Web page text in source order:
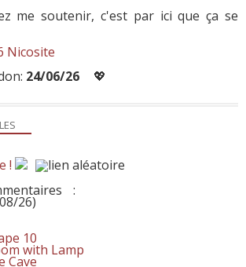
!
:
26)
10
with Lamp
Cave
me soutenir, c'est par ici que ça se
Nicosite
24/06/26 💖